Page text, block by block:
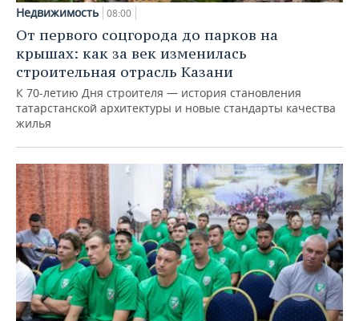
Недвижимость 08:00
От первого соцгорода до парков на
крышах: как за век изменилась
строительная отрасль Казани
К 70-летию Дня строителя — история становления
татарстанской архитектуры и новые стандарты качества
жилья